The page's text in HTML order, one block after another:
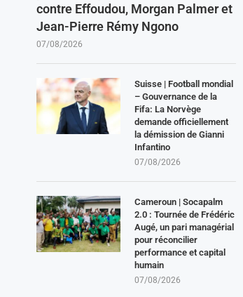
contre Effoudou, Morgan Palmer et
Jean-Pierre Rémy Ngono
07/08/2026
Suisse | Football mondial
– Gouvernance de la
Fifa: La Norvège
demande officiellement
la démission de Gianni
Infantino
07/08/2026
Cameroun | Socapalm
2.0 : Tournée de Frédéric
Augé, un pari managérial
pour réconcilier
performance et capital
humain
07/08/2026